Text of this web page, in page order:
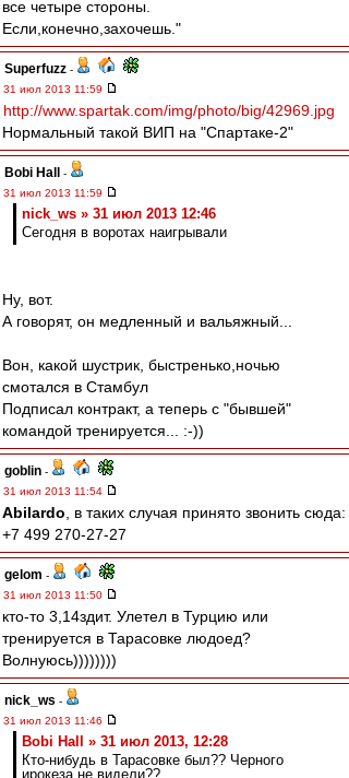
все четыре стороны.
Если,конечно,захочешь."
Superfuzz -
31 июл 2013 11:59
http://www.spartak.com/img/photo/big/42969.jpg
Нормальный такой ВИП на "Спартаке-2"
Bobi Hall
-
31 июл 2013 11:59
nick_ws » 31 июл 2013 12:46
Сегодня в воротах наигрывали
Ну, вот.
А говорят, он медленный и вальяжный...
Вон, какой шустрик, быстренько,ночью
смотался в Стамбул
Подписал контракт, а теперь с "бывшей"
командой тренируется... :-))
goblin -
31 июл 2013 11:54
Abilardo , в таких случая принято звонить сюда:
+7 499 270-27-27
gelom -
31 июл 2013 11:50
кто-то 3,14здит. Улетел в Турцию или
тренируется в Тарасовке людоед?
Волнуюсь))))))))
nick_ws -
31 июл 2013 11:46
Bobi Hall » 31 июл 2013, 12:28
Кто-нибудь в Тарасовке был?? Черного
ирокеза не видели??